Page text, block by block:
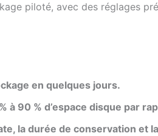
piloté, avec des réglages
en quelques jours.
90 % d’espace disque par
la durée de conservation et